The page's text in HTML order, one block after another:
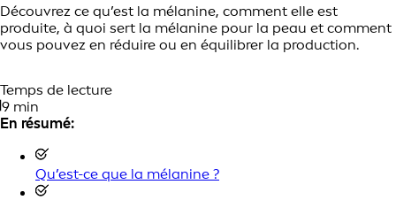
Découvrez ce qu’est la mélanine, comment elle est
produite, à quoi sert la mélanine pour la peau et comment
vous pouvez en réduire ou en équilibrer la production.
Temps de lecture
9 min
En résumé:
Qu’est-ce que la mélanine ?